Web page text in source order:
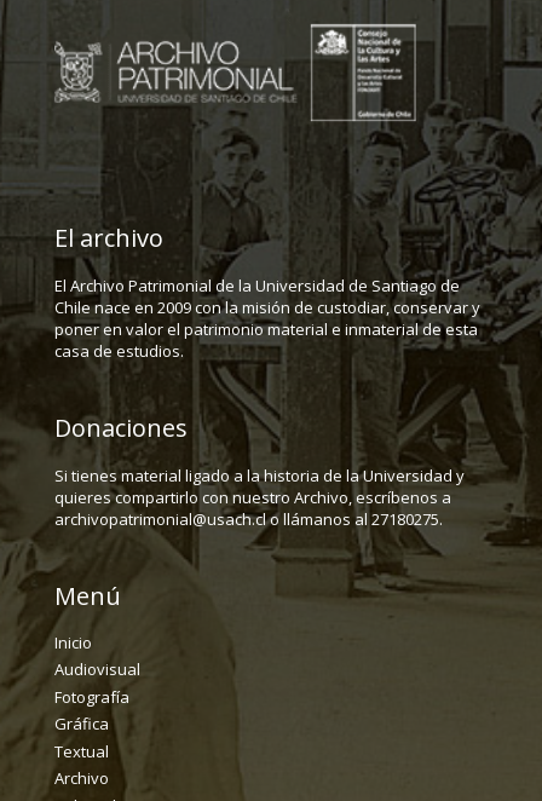
El archivo
El Archivo Patrimonial de la Universidad de Santiago de
Chile nace en 2009 con la misión de custodiar, conservar y
poner en valor el patrimonio material e inmaterial de esta
casa de estudios.
Donaciones
Si tienes material ligado a la historia de la Universidad y
quieres compartirlo con nuestro Archivo, escríbenos a
archivopatrimonial@usach.cl o llámanos al 27180275.
Menú
Inicio
Audiovisual
Fotografía
Gráfica
Textual
Archivo